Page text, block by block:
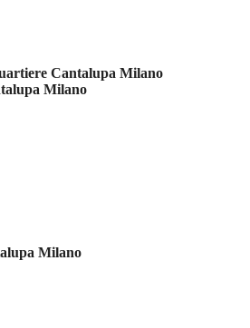
Cantalupa Milano
Milano
Milano